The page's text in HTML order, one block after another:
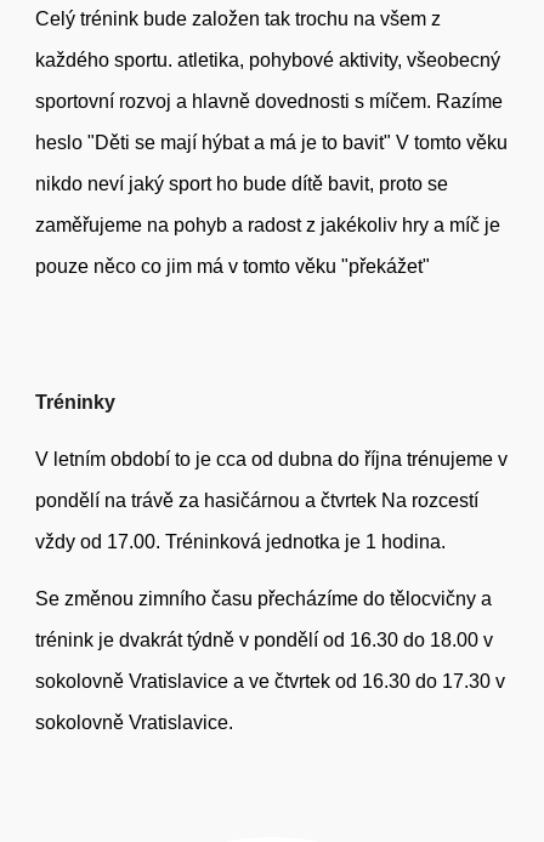
Celý trénink bude založen tak trochu na všem z
každého sportu. atletika, pohybové aktivity, všeobecný
sportovní rozvoj a hlavně dovednosti s míčem. Razíme
heslo "Děti se mají hýbat a má je to bavit" V tomto věku
nikdo neví jaký sport ho bude dítě bavit, proto se
zaměřujeme na pohyb a radost z jakékoliv hry a míč je
pouze něco co jim má v tomto věku "překážet"
Tréninky
V letním období to je cca od dubna do října trénujeme v
pondělí na trávě za hasičárnou ačtvrtek Na rozcestí
vždyod 17.00. Tréninková jednotka je 1 hodina.
Se změnou zimního času přecházíme do tělocvičny a
trénink jedvakráttýdně v pondělí od 16.30 do 18.00 v
sokolovně Vratislavice ave čtvrtek od 16.30 do 17.30 v
sokolovně Vratislavice.